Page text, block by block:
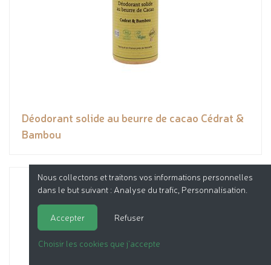
Déodorant solide au beurre de cacao Cédrat &
Bambou
Nous collectons et traitons vos informations personnelles
dans le but suivant : Analyse du trafic, Personnalisation
Accepter Refuser
Choisir les cookies que j'accepte